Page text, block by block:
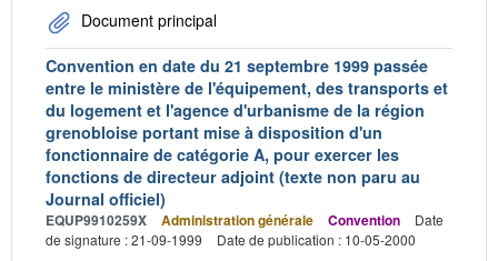
Document principal
Convention en date du 21 septembre 1999 passée
entre le ministère de l'équipement, des transports et
du logement et l'agence d'urbanisme de la région
grenobloise portant mise à disposition d'un
fonctionnaire de catégorie A, pour exercer les
fonctions de directeur adjoint (texte non paru au
Journal officiel)
EQUP9910259X Administration générale Convention
Date
de signature : 21-09-1999
Date de publication : 10-05-2000